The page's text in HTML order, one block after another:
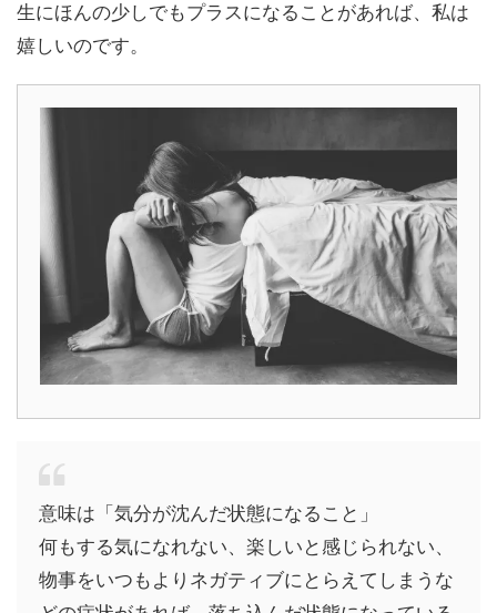
生にほんの少しでもプラスになることがあれば、私は
嬉しいのです。
意味は「気分が沈んだ状態になること」
何もする気になれない、楽しいと感じられない、
物事をいつもよりネガティブにとらえてしまうな